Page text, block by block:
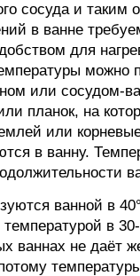
сосуда и таким
в ванне
для
можно
или сосудом-
планок, на
или
в ванну.
ванной в
в
ваннах не даёт